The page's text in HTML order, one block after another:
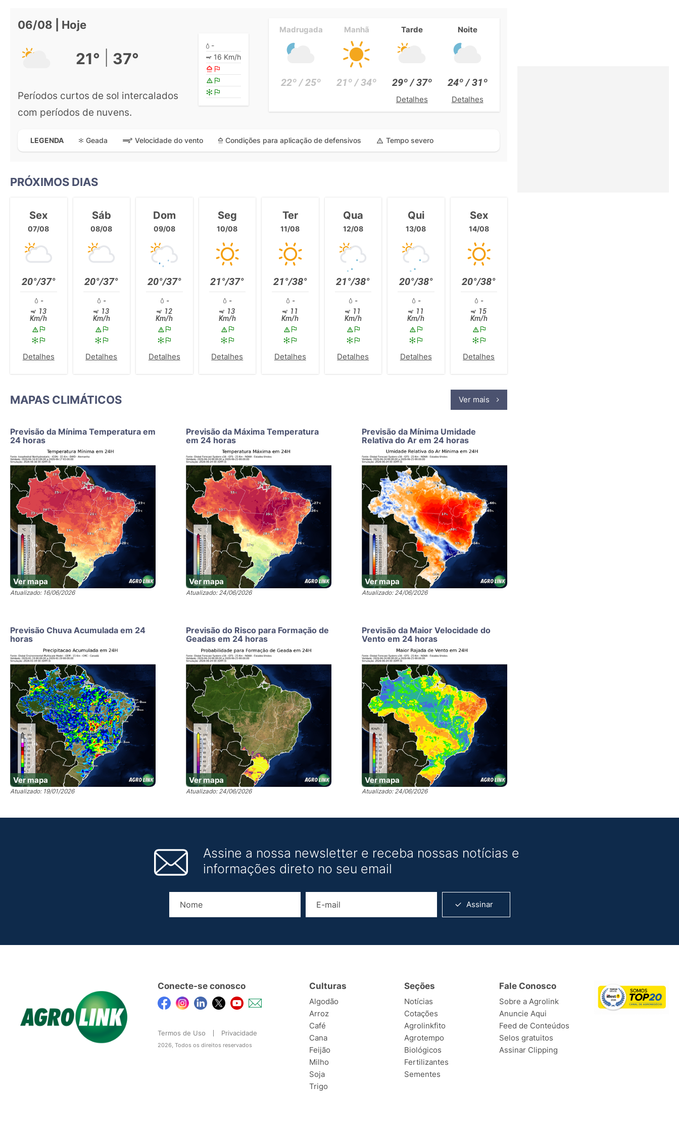
06/08 | Hoje
21° 37°
Períodos curtos de sol intercalados
com períodos de nuvens.
-
16 Km/h
Madrugada
22º / 25º
Manhã
21º / 34º
Tarde
29º / 37º
Detalhes
Noite
24º / 31º
Detalhes
LEGENDA Geada Velocidade do vento Condições para aplicação de defensivos Tempo severo
PRÓXIMOS DIAS
Sex
07/08
20°/37°
-
13
Km/h
Detalhes
Sáb
08/08
20°/37°
-
13
Km/h
Detalhes
Dom
09/08
20°/37°
-
12
Km/h
Detalhes
Seg
10/08
21°/37°
-
13
Km/h
Detalhes
Ter
11/08
21°/38°
-
11
Km/h
Detalhes
Qua
12/08
21°/38°
-
11
Km/h
Detalhes
Qui
13/08
20°/38°
-
11
Km/h
Detalhes
Sex
14/08
20°/38°
-
15
Km/h
Detalhes
MAPAS CLIMÁTICOS Ver mais
Previsão da Mínima Temperatura em
24 horas
Ver mapa
Atualizado: 16/06/2026
Previsão da Máxima Temperatura
em 24 horas
Ver mapa
Atualizado: 24/06/2026
Previsão da Mínima Umidade
Relativa do Ar em 24 horas
Ver mapa
Atualizado: 24/06/2026
Previsão Chuva Acumulada em 24
horas
Ver mapa
Atualizado: 19/01/2026
Previsão do Risco para Formação de
Geadas em 24 horas
Ver mapa
Atualizado: 24/06/2026
Previsão da Maior Velocidade do
Vento em 24 horas
Ver mapa
Atualizado: 24/06/2026
Assine a nossa newsletter e receba nossas notícias e
informações direto no seu email
Assinar
Conecte-se conosco
Termos de Uso Privacidade
2026, Todos os direitos reservados
Culturas
Algodão
Arroz
Café
Cana
Feijão
Milho
Soja
Trigo
Seções
Notícias
Cotações
Agrolinkfito
Agrotempo
Biológicos
Fertilizantes
Sementes
Fale Conosco
Sobre a Agrolink
Anuncie Aqui
Feed de Conteúdos
Selos gratuitos
Assinar Clipping